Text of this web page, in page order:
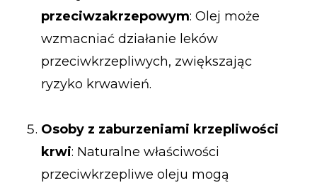
przeciwzakrzepowym: Olej może
wzmacniać działanie leków
przeciwkrzepliwych, zwiększając
ryzyko krwawień.
Osoby z zaburzeniami krzepliwości
krwi: Naturalne właściwości
przeciwkrzepliwe oleju mogą